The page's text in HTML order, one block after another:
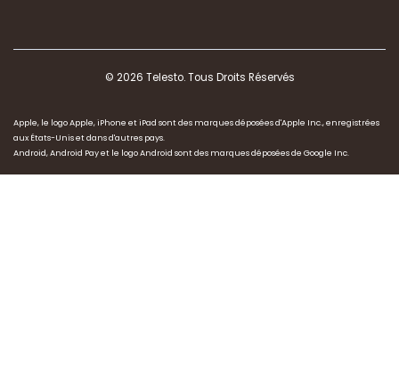
© 2026 Telesto. Tous Droits Réservés
Apple, le logo Apple, iPhone et iPad sont des marques déposées d'Apple Inc., enregistrées
aux États-Unis et dans d'autres pays.
Android, Android Pay et le logo Android sont des marques déposées de Google Inc.